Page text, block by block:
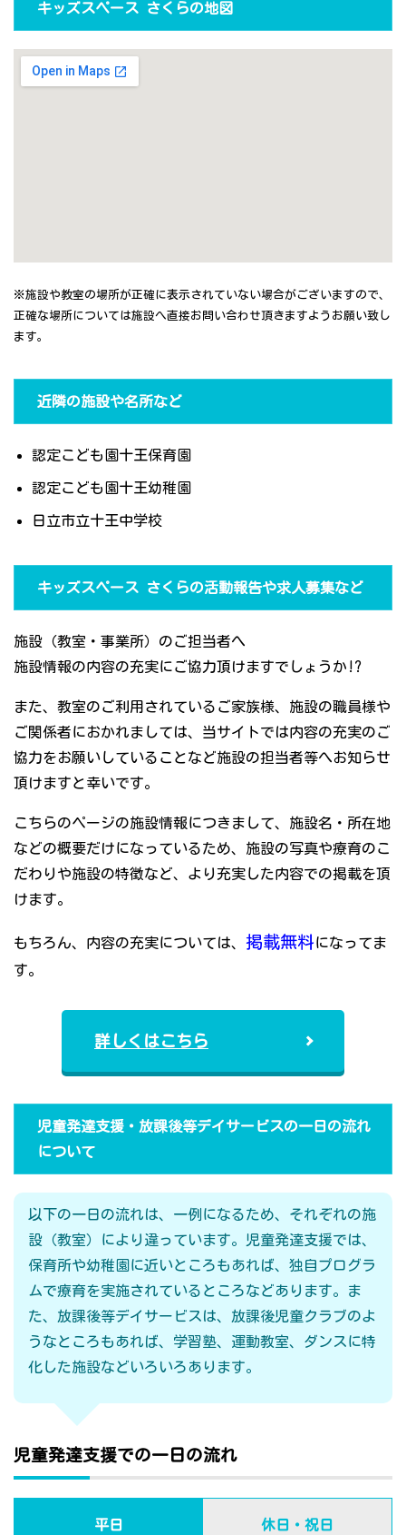
キッズスペース さくらの地図
※施設や教室の場所が正確に表示されていない場合がございますので、
正確な場所については施設へ直接お問い合わせ頂きますようお願い致し
ます。
近隣の施設や名所など
認定こども園十王保育園
認定こども園十王幼稚園
日立市立十王中学校
キッズスペース さくらの活動報告や求人募集など
施設（教室・事業所）のご担当者へ
施設情報の内容の充実にご協力頂けますでしょうか!?
また、教室のご利用されているご家族様、施設の職員様や
ご関係者におかれましては、当サイトでは内容の充実のご
協力をお願いしていることなど施設の担当者等へお知らせ
頂けますと幸いです。
こちらのページの施設情報につきまして、施設名・所在地
などの概要だけになっているため、施設の写真や療育のこ
だわりや施設の特徴など、より充実した内容での掲載を頂
けます。
もちろん、内容の充実については、 掲載無料になってま
す。
詳しくはこちら
児童発達支援・放課後等デイサービスの一日の流れ
について
以下の一日の流れは、一例になるため、それぞれの施
設（教室）により違っています。児童発達支援では、
保育所や幼稚園に近いところもあれば、独自プログラ
ムで療育を実施されているところなどあります。ま
た、放課後等デイサービスは、放課後児童クラブのよ
うなところもあれば、学習塾、運動教室、ダンスに特
化した施設などいろいろあります。
児童発達支援での一日の流れ
平日 休日・祝日